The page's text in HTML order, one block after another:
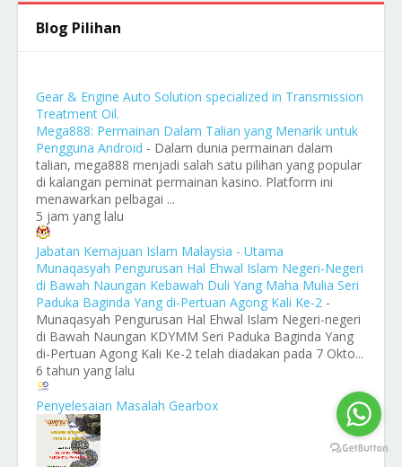
Blog Pilihan
Gear & Engine Auto Solution specialized in Transmission
Treatment Oil.
Mega888: Permainan Dalam Talian yang Menarik untuk
Pengguna Android - Dalam dunia permainan dalam
talian, mega888 menjadi salah satu pilihan yang popular
di kalangan peminat permainan kasino. Platform ini
menawarkan pelbagai ...
5 jam yang lalu
Jabatan Kemajuan Islam Malaysia - Utama
Munaqasyah Pengurusan Hal Ehwal Islam Negeri-Negeri
di Bawah Naungan Kebawah Duli Yang Maha Mulia Seri
Paduka Baginda Yang di-Pertuan Agong Kali Ke-2 -
Munaqasyah Pengurusan Hal Ehwal Islam Negeri-negeri
di Bawah Naungan KDYMM Seri Paduka Baginda Yang
di-Pertuan Agong Kali Ke-2 telah diadakan pada 7 Okto...
6 tahun yang lalu
Penyelesaian Masalah Gearbox